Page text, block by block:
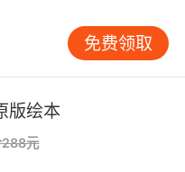
式实质上没有好坏之
在这一方面大部分的
的教学，没什么差
细微得差别，有的
的学习闭环，提高
免费领取
版绘本
288元